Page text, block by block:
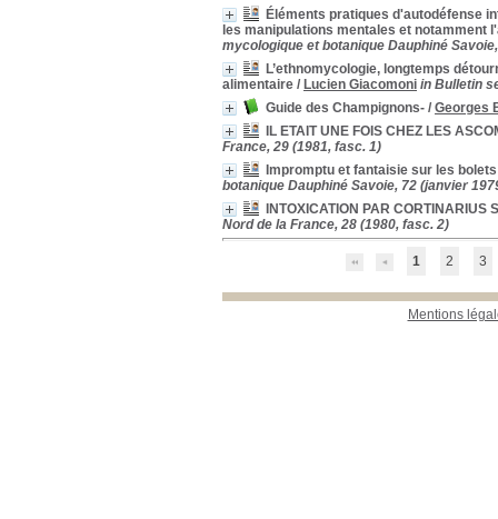
Éléments pratiques d'autodéfense
les manipulations mentales et notamment
mycologique et botanique Dauphiné
L’ethnomycologie, longtemps
alimentaire / Lucien Giacomoni in Bulletin
Guide des Champignons- / Georges
IL ETAIT UNE FOIS CHEZ LES
France, 29 (1981, fasc. 1)
Impromptu et fantaisie sur les
botanique Dauphiné Savoie, 72 (janvier
INTOXICATION PAR CORTINARIUS
Nord de la France, 28 (1980, fasc. 2)
1 2 3
Mentions